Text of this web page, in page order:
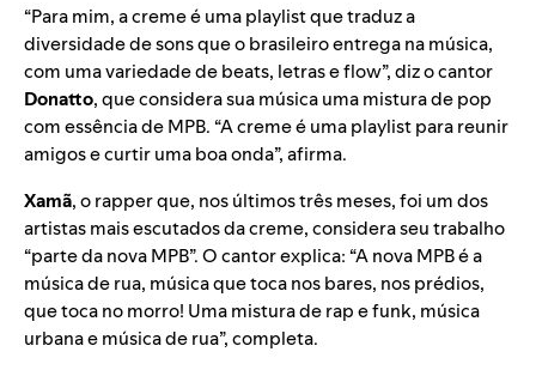
“Para mim, a creme é uma playlist que traduz a
diversidade de sons que o brasileiro entrega na música,
com uma variedade de beats, letras e flow”, diz o cantor
Donatto, que considera sua música uma mistura de pop
com essência de MPB. “A creme é uma playlist para reunir
amigos e curtir uma boa onda”, afirma.
Xamã, o rapper que, nos últimos três meses, foi um dos
artistas mais escutados da creme, considera seu trabalho
“parte da nova MPB”. O cantor explica: “A nova MPBé a
música de rua, música que toca nos bares, nos prédios,
que toca no morro! Uma mistura de rap e funk, música
urbana e música de rua”, completa.